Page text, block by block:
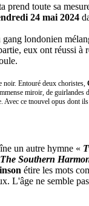
toute sa
24 mai 2024
gang londonien
eux ont réussi à
noir. Entouré deux choristes,
miroir, de guirlandes
Avec ce tnouvel opus dont
un autre hymne «
The Southern
étire les mots
L'âge ne semble